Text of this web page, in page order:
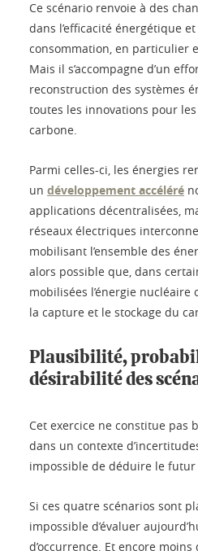
Ce scénario renvoie à des
dans l’efficacité énergétique
consommation, en particulier
Mais il s’accompagne d’un
reconstruction des systèmes
toutes les innovations pour
carbone.
Parmi celles-ci, les énergies
un développement accéléré
applications décentralisées,
réseaux électriques
mobilisant l’ensemble des
alors possible que, dans
mobilisées l’énergie
la capture et le stockage du
Plausibilité,
désirabilité des
Cet exercice ne constitue pas
dans un contexte
impossible de déduire le futur
Si ces quatre scénarios sont
impossible d’évaluer
d’occurrence. Et encore moins